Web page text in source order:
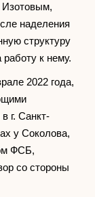
Изотовым,
наделения
структуру
к нему.
2022 года,
г. Санкт-
у Соколова,
ФСБ,
со стороны